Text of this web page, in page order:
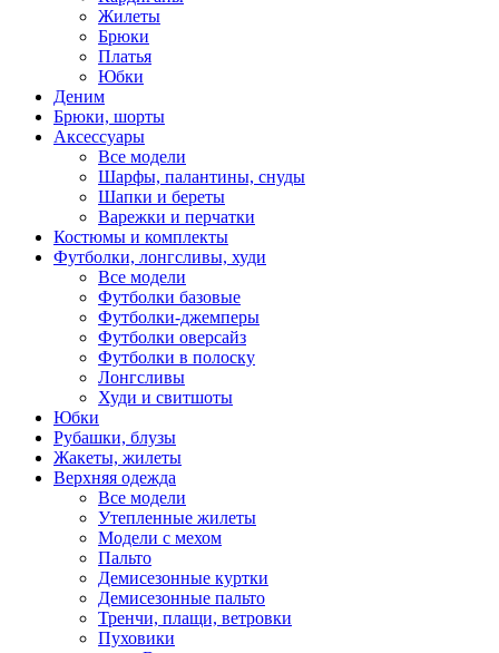
Жилеты
Брюки
Платья
Юбки
Деним
Брюки, шорты
Аксессуары
Все модели
Шарфы, палантины, снуды
Шапки и береты
Варежки и перчатки
Костюмы и комплекты
Футболки, лонгсливы, худи
Все модели
Футболки базовые
Футболки-джемперы
Футболки оверсайз
Футболки в полоску
Лонгсливы
Худи и свитшоты
Юбки
Рубашки, блузы
Жакеты, жилеты
Верхняя одежда
Все модели
Утепленные жилеты
Модели с мехом
Пальто
Демисезонные куртки
Демисезонные пальто
Тренчи, плащи, ветровки
Пуховики